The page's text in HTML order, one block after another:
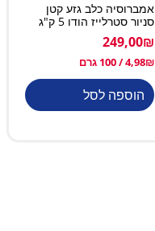
אמברוסיה כלב גזע קטן
סניור סטרלייז הודו 5 ק"ג
249,00₪
4,98₪ / 100 גרם
הוספה לסל